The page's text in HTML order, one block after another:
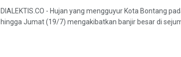
DIALEKTIS.CO - Hujan yang mengguyur Kota Bontang
hingga Jumat (19/7) mengakibatkan banjir besar di